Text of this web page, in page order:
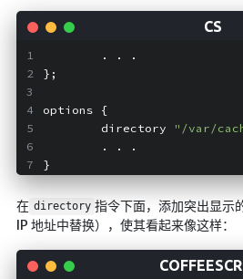
        . . .
};
options {
        directory
"/var/
        . . .
}
在 directory 指令下面，添加突出显示
IP 地址中替换），使其看起来像这样：